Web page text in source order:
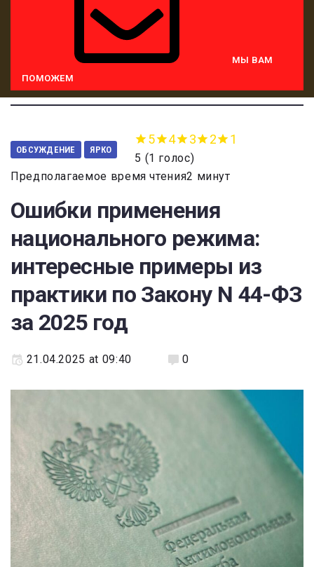
МЫ ВАМ
ПОМОЖЕМ
ОБСУЖДЕНИЕ ЯРКО
5 4 3 2 1
5 (1 голос)
Предполагаемое время чтения2 минут
Ошибки применения
национального режима:
интересные примеры из
практики по Закону N 44-ФЗ
за 2025 год
21.04.2025 at 09:40 0